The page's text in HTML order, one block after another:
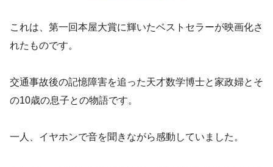
これは、第一回本屋大賞に輝いたベストセラーが映画化さ
れたものです。
交通事故後の記憶障害を追った天才数学博士と家政婦とそ
の10歳の息子との物語です。
一人、イヤホンで音を聞きながら感動していました。